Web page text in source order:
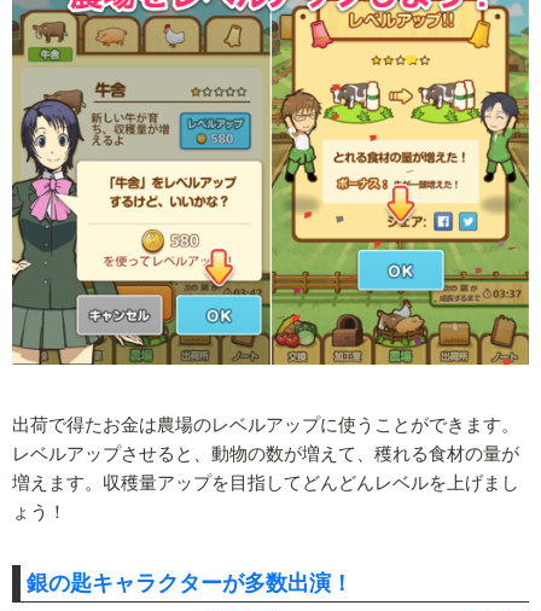
出荷で得たお金は農場のレベルアップに使うことができます。
レベルアップさせると、動物の数が増えて、穫れる食材の量が
増えます。収穫量アップを目指してどんどんレベルを上げまし
ょう！
銀の匙キャラクターが多数出演！